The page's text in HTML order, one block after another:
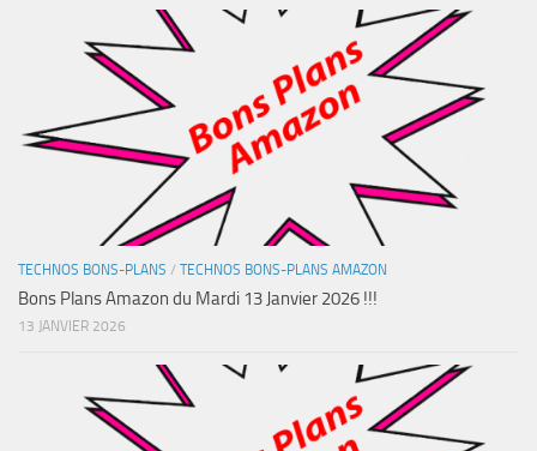
TECHNOS BONS-PLANS / TECHNOS BONS-PLANS AMAZON
Bons Plans Amazon du Mardi 13 Janvier 2026 !!!
13 JANVIER 2026